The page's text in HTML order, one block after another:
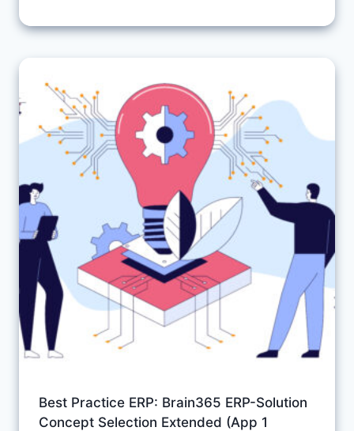
Best Practice ERP: Brain365 ERP-Solution
Concept Selection Extended (App 1